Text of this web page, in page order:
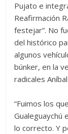
Pujato e
Reafirmación
festejar”. No
del histórico
algunos
búnker, en la
radicales
“Fuimos los
Gualeguaychú
lo correcto. Y